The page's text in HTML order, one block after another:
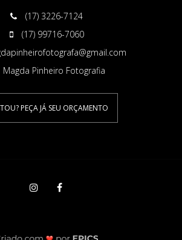
(17) 3226-7124
(17) 99716-7060
Magda Pinheiro Fotografia
PEÇA JÁ SEU ORÇAMENTO